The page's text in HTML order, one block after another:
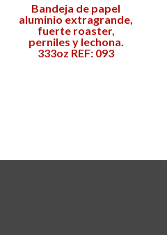
Bandeja de papel
aluminio extragrande,
fuerte roaster,
perniles y lechona.
333oz REF: 093